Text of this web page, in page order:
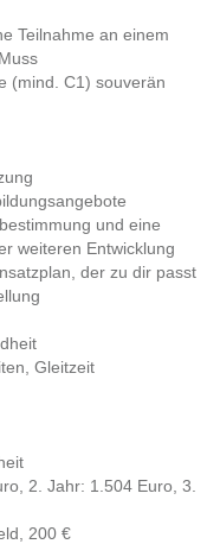
Teilnahme an einem
(mind. C1) souverän
und eine
weiteren Entwicklung
der zu dir passt
Gleitzeit
2. Jahr: 1.504 Euro, 3.
200 €